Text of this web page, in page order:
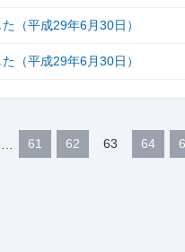
（平成29年6月30日）
（平成29年6月30日）
61 62 63 64